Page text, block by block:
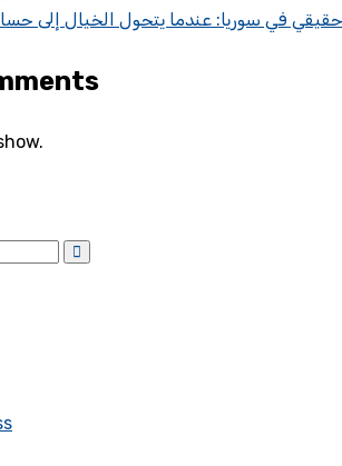
حقيقي في سوريا: عندما يتحول الخيال إلى